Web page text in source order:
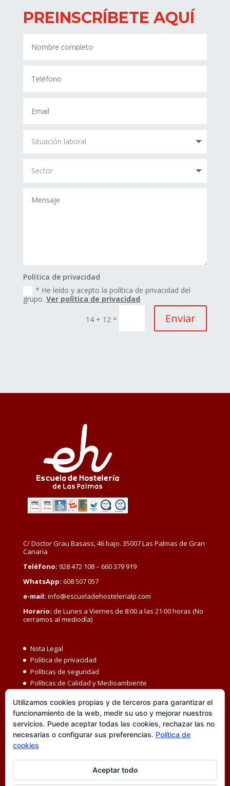
PREINSCRÍBETE AQUÍ
Política de privacidad
* He leído y acepto la política de privacidad del
grupo.Ver política de privacidad
14 + 12 = Enviar
C/ Doctor Grau Basass, 46 bajo. 35007 Las Palmas de Gran
Canaria
Teléfono: 928 472 108 – 660 379 919
WhatsApp: 608 507 057
e-mail: info@escueladehostelerialp.com
Horario: de Lunes a Viernes de 8:00 a las 21:00 horas (No
cerramos al mediodía)
Nota Legal
Política de privacidad
Políticas de seguridad
Políticas de Calidad y Medioambiente
Igualdad MBC
Código ético
Transparencia
Política de cookies
Utilizamos cookies propias y de terceros para garantizar el
funcionamiento de la web, medir su uso y mejorar nuestros
servicios. Puede aceptar todas las cookies, rechazar las no
necesarias o configurar sus preferencias. Política de
cookies
Aceptar todo